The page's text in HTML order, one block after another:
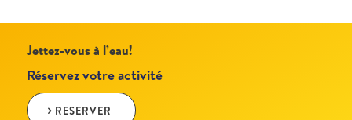
Jettez-vous à l’eau!
Réservez votre activité
RESERVER